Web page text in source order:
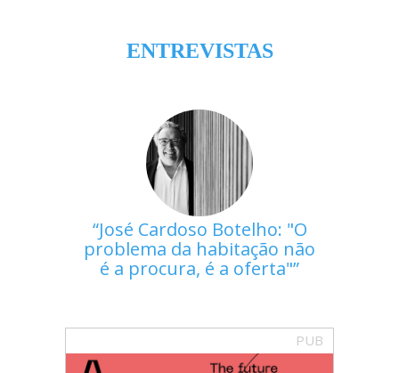
ENTREVISTAS
José Cardoso Botelho: "O
problema da habitação não
é a procura, é a oferta"
PUB